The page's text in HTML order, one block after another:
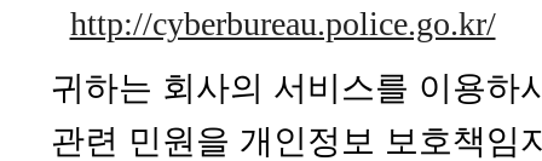
http://cyberbureau.police.go.kr/
귀하는 회사의 서비스를 이용하
관련 민원을 개인정보 보호책임